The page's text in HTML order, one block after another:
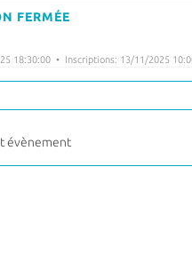
FERMÉE
18:30:00 • Inscriptions: 13/11/2025
évènement